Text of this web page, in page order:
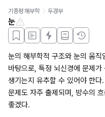
기종평 해부학 두경부
눈
눈의 해부학적 구조와 눈의 움
바탕으로, 특정 뇌신경에 문제
생기는지 유추할 수 있어야 한
문제도 자주 출제되며, 방수의
좋겠다.